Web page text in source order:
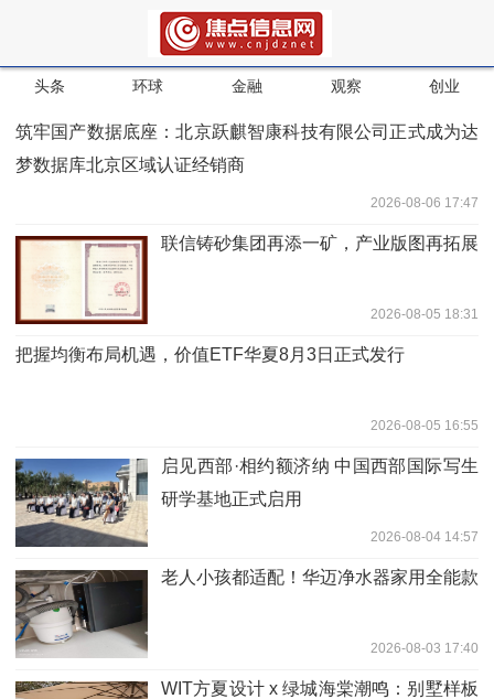
头条 环球 金融 观察 创业
筑牢国产数据底座：北京跃麒智康科技有限公司正式成为达
梦数据库北京区域认证经销商
2026-08-06 17:47
联信铸砂集团再添一矿，产业版图再拓展
2026-08-05 18:31
把握均衡布局机遇，价值ETF华夏8月3日正式发行
2026-08-05 16:55
启见西部·相约额济纳 中国西部国际写生
研学基地正式启用
2026-08-04 14:57
老人小孩都适配！华迈净水器家用全能款
2026-08-03 17:40
WIT方夏设计 x 绿城海棠潮鸣：别墅样板